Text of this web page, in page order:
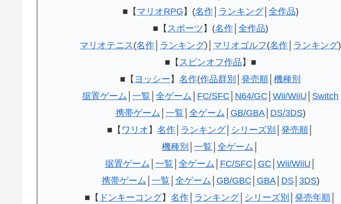
■【 マリオRPG 】(名作│ ランキング│ 全作品)
■【 スポーツ 】(名作│ 全作品)
マリオテニス (名作 ランキング)│ マリオゴルフ(名作 ランキング)
■【 スピンオフ作品 】■
■【 ヨッシー 】 名作(作品群別 発売順 機種別
据置ゲーム
一覧 全ゲーム FC/SFC N64/GC Wii/WiiU
Switch
携帯ゲーム
一覧 全ゲーム GB/GBA│ DS/3DS)
■【 ワリオ 】 名作 ランキング│ シリーズ別 発売順
機種別
一覧 全ゲーム
据置ゲーム
一覧 全ゲーム FC/SFC GC Wii/WiiU
携帯ゲーム
一覧 全ゲーム GB/GBC GBA│ DS│ 3DS)
■【 ドンキーコング】 名作 ランキング│ シリーズ別 発売年順